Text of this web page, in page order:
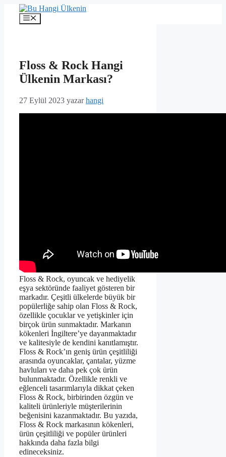
İçeriğe
Menü
Floss & Rock Hangi
Ülkenin Markası?
27 Eylül 2023 yazarhangi
Floss & Rock, oyuncak ve hediyelik
eşya sektöründe faaliyet gösteren bir
markadır. Çeşitli ülkelerde büyük bir
popülerliğe sahip olan Floss & Rock,
özellikle çocuklar ve yetişkinler için
birçok ürün sunmaktadır. Markanın
kökenleri İngiltere’ye dayanmaktadır
ve kalitesiyle de kendini kanıtlamıştır.
Floss & Rock’ın geniş ürün çeşitliliği
arasında oyuncaklar, çantalar, yüzme
havluları ve daha pek çok ürün
bulunmaktadır. Özellikle renkli ve
eğlenceli tasarımlarıyla dikkat çeken
Floss & Rock, birbirinden özgün ve
kaliteli ürünleriyle müşterilerinin
beğenisini kazanmaktadır. Bu yazıda,
Floss & Rock markasının kökenleri,
ürün çeşitliliği ve popüler ürünleri
hakkında daha fazla bilgi
edineceksiniz.